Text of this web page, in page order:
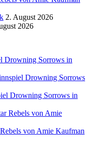
2. August 2026
2026
Drowning Sorrows in
Drowning Sorrows
Drowning Sorrows in
Rebels von Amie
von Amie Kaufman